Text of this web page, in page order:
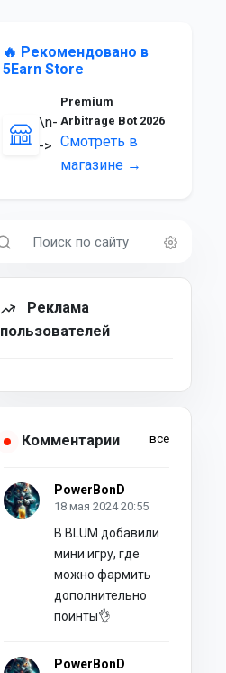
🔥 Рекомендовано в
5Earn Store
\n-
->
Premium
Arbitrage Bot 2026
Смотреть в
магазине →
Реклама
пользователей
Комментарии все
PowerBonD
18 мая 2024 20:55
В BLUM добавили
мини игру, где
можно фармить
дополнительно
поинты👌
PowerBonD